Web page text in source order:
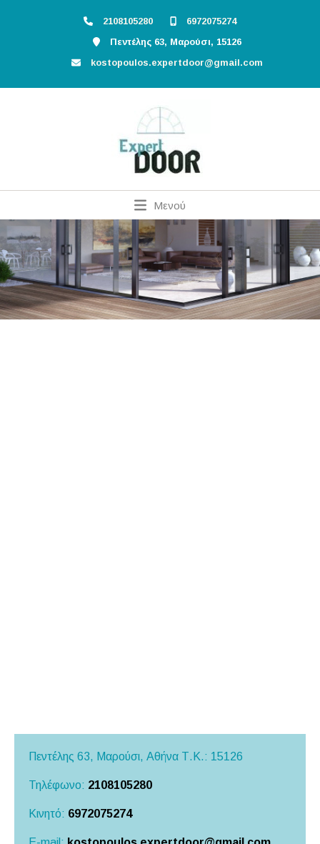
2108105280
6972075274
Πεντέλης 63, Μαρούσι, 15126
kostopoulos.expertdoor@gmail.com
Μενού
Πεντέλης 63, Μαρούσι, Αθήνα Τ.Κ.: 15126
Τηλέφωνο: 2108105280
Κινητό: 6972075274